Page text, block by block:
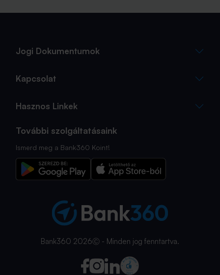
Jogi Dokumentumok
Kapcsolat
Hasznos Linkek
További szolgáltatásaink
Ismerd meg a Bank360 Koint!
Bank360 2026Ⓒ - Minden jog fenntartva.